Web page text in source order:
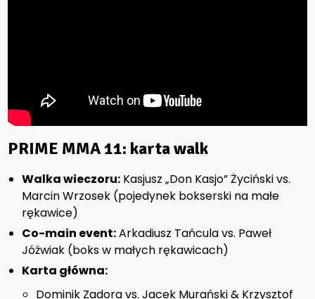
PRIME MMA 11: karta walk
Walka wieczoru: Kasjusz „Don Kasjo” Życiński vs.
Marcin Wrzosek (pojedynek bokserski na małe
rękawice)
Co-main event:Arkadiusz Tańcula vs. Paweł
Jóźwiak (boks w małych rękawicach)
Karta główna:
Dominik Zadora vs. Jacek Murański & Krzysztof